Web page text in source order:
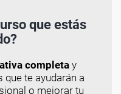
que estás
completay
te ayudarán a
o mejorar tu